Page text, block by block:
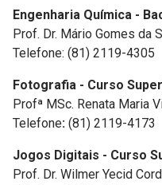
Engenharia Química -
Prof. Dr. Mário Gomes da
Telefone: (81) 2119-4305
Fotografia - Curso
Profª MSc. Renata Maria
Telefone: (81) 2119-4173
Jogos Digitais - Curso
Prof. Dr. Wilmer Yecid